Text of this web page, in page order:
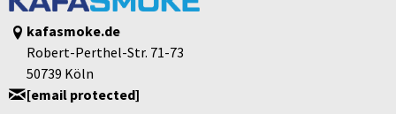
kafasmoke.de
Robert-Perthel-Str. 71-73
50739 Köln
[email protected]